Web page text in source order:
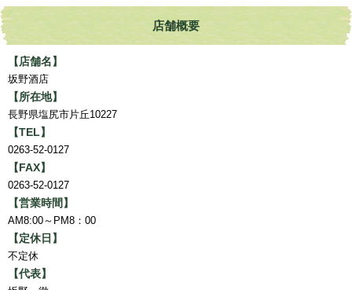
店舗概要
【店舗名】
坂野酒店
【所在地】
長野県塩尻市片丘10227
【TEL】
0263-52-0127
【FAX】
0263-52-0127
【営業時間】
AM8:00～PM8：00
【定休日】
不定休
【代表】